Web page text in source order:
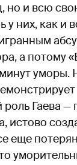
но и всю
у них, как и
а потому
Гаева —
истово
еще